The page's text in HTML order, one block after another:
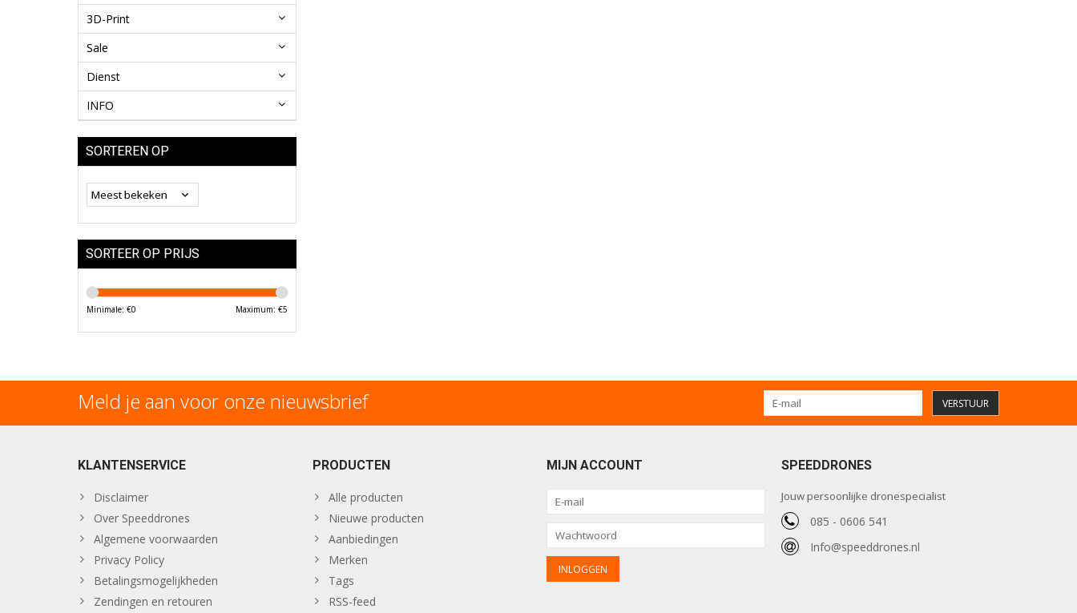
3D-Print
Sale
Dienst
INFO
SORTEREN OP
SORTEER OP PRIJS
Minimale: €0 Maximum: €5
Meld je aan voor onze nieuwsbrief VERSTUUR
KLANTENSERVICE
Disclaimer
Over Speeddrones
Algemene voorwaarden
Privacy Policy
Betalingsmogelijkheden
Zendingen en retouren
PRODUCTEN
Alle producten
Nieuwe producten
Aanbiedingen
Merken
Tags
RSS-feed
MIJN ACCOUNT SPEEDDRONES
Jouw persoonlijke dronespecialist
085 - 0606 541
Info@speeddrones.nl